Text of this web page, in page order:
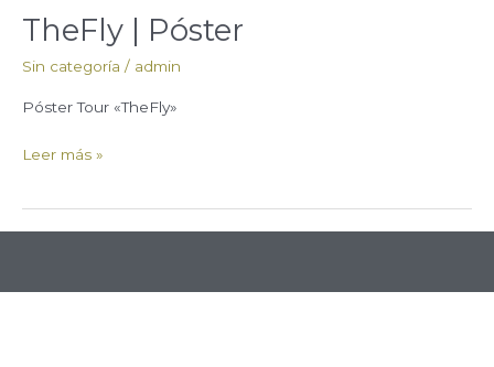
TheFly | Póster
Sin categoría / admin
Póster Tour «TheFly»
TheFly
Póster
Leer más »